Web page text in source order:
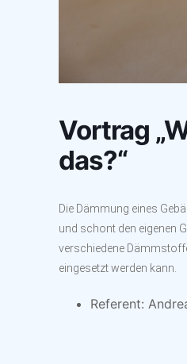
Vortrag
das?“
Die Dämmung eines
und schont den eigenen
verschiedene
eingesetzt werden kann.
Referent: